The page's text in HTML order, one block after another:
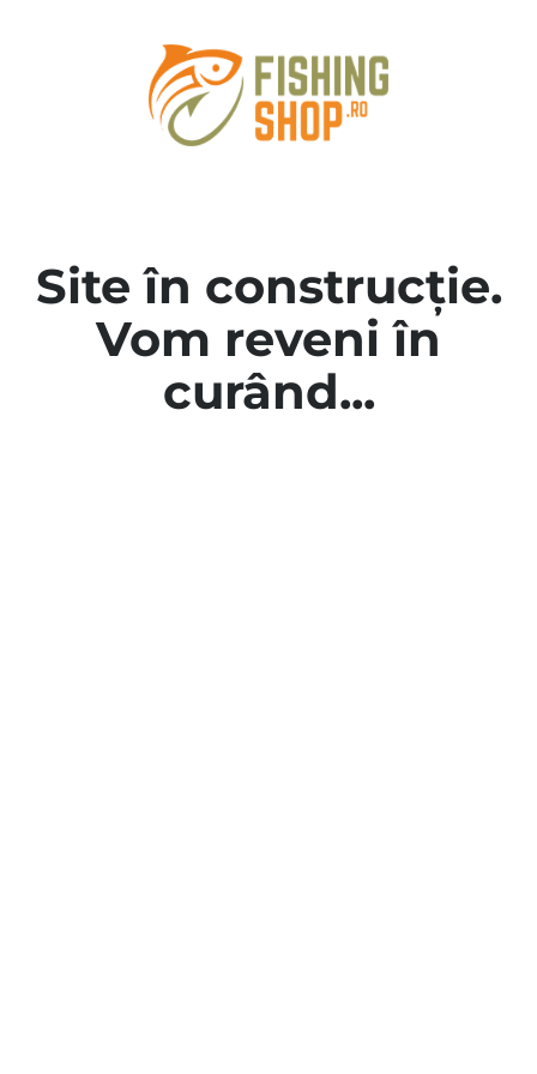
Site în construcție.
Vom reveni în
curând...